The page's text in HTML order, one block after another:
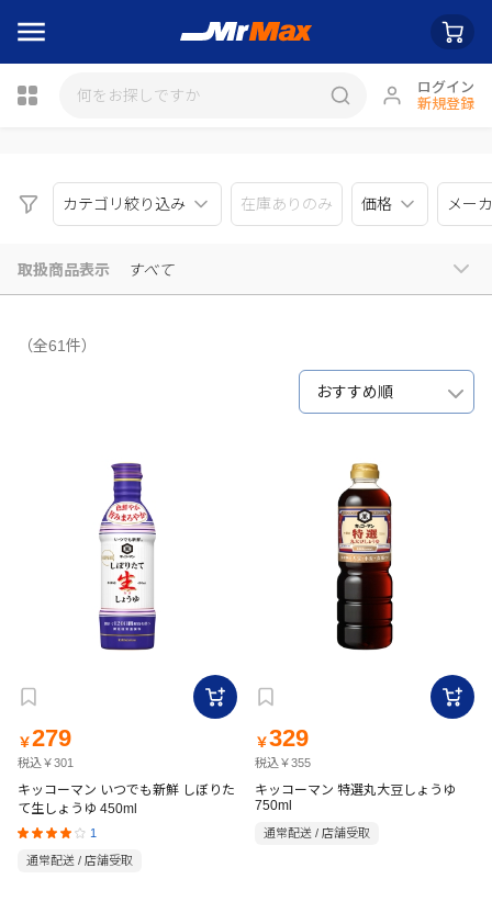
ログイン
新規登録
カテゴリ絞り込み 在庫ありのみ 価格 メー
取扱商品表示 すべて
（全61件）
おすすめ順
￥279
税込￥301
キッコーマン いつでも新鮮 しぼりた
て生しょうゆ 450ml
1
通常配送 / 店舗受取
￥329
税込￥355
キッコーマン 特選丸大豆しょうゆ
750ml
通常配送 / 店舗受取